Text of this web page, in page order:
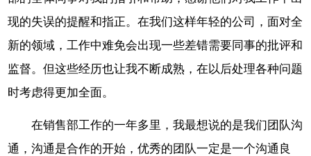
现的失误的提醒和指正。在我们这样年轻的公司，面对全
新的领域，工作中难免会出现一些差错需要同事的批评和
监督。但这些经历也让我不断成熟，在以后处理各种问题
时考虑得更加全面。
在销售部工作的一年多里，我最想说的是我们团队沟
通，沟通是合作的开始，优秀的团队一定是一个沟通良